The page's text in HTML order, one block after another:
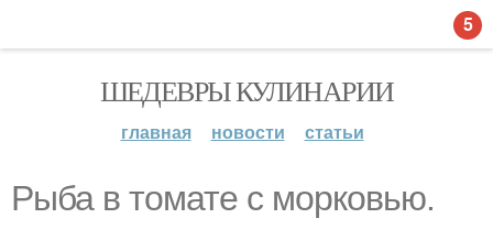
ШЕДЕВРЫ КУЛИНАРИИ
главная новости статьи
Рыба в томате с морковью.
5